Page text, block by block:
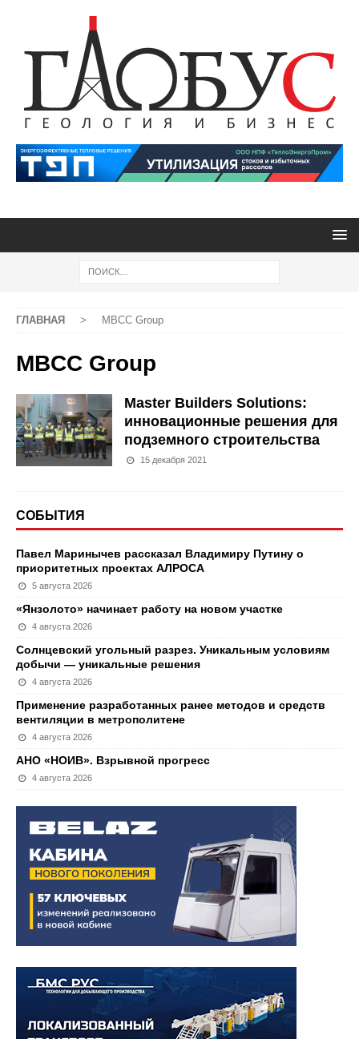
ГЛАВНАЯ > MBCC Group
MBCC Group
Master Builders Solutions:
инновационные решения для
подземного строительства
15 декабря 2021
СОБЫТИЯ
Павел Маринычев рассказал Владимиру Путину о
приоритетных проектах АЛРОСА
5 августа 2026
«Янзолото» начинает работу на новом участке
4 августа 2026
Солнцевский угольный разрез. Уникальным условиям
добычи — уникальные решения
4 августа 2026
Применение разработанных ранее методов и средств
вентиляции в метрополитене
4 августа 2026
АНО «НОИВ». Взрывной прогресс
4 августа 2026